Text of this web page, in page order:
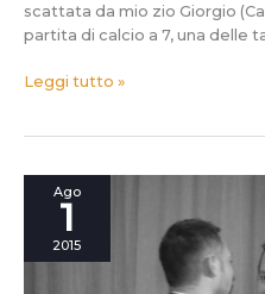
scattata da mio zio Giorgio
partita di calcio a 7, una delle
Leggi tutto »
Ago
1
2015
Berto40:
Ronnie,
l’autista